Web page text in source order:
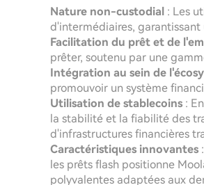
Nature non-custodial : Les
d'intermédiaires,
Facilitation du prêt et de
prêter, soutenu par une
Intégration au sein de
promouvoir un système
Utilisation de stablecoins :
la stabilité et la fiabilité des
d'infrastructures financières
Caractéristiques innovantes
les prêts flash positionne
polyvalentes adaptées aux